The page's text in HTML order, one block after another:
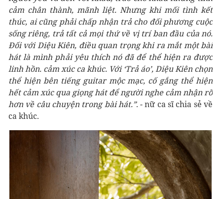
cảm chân thành, mãnh liệt. Nhưng khi mối tình kết
thúc, ai cũng phải chấp nhận trả cho đối phương cuộc
sống riêng, trả tất cả mọi thứ về vị trí ban đầu của nó.
Đối với Diệu Kiên, điều quan trọng khi ra mắt một bài
hát là mình phải yêu thích nó đã để thể hiện ra được
linh hồn. cảm xúc ca khúc. Với ‘Trả áo’, Diệu Kiên chọn
thể hiện bên tiếng guitar mộc mạc, cố gắng thể hiện
hết cảm xúc qua giọng hát để người nghe cảm nhận rõ
hơn về câu chuyện trong bài hát.”. - nữ ca sĩ chia sẻ về
ca khúc.